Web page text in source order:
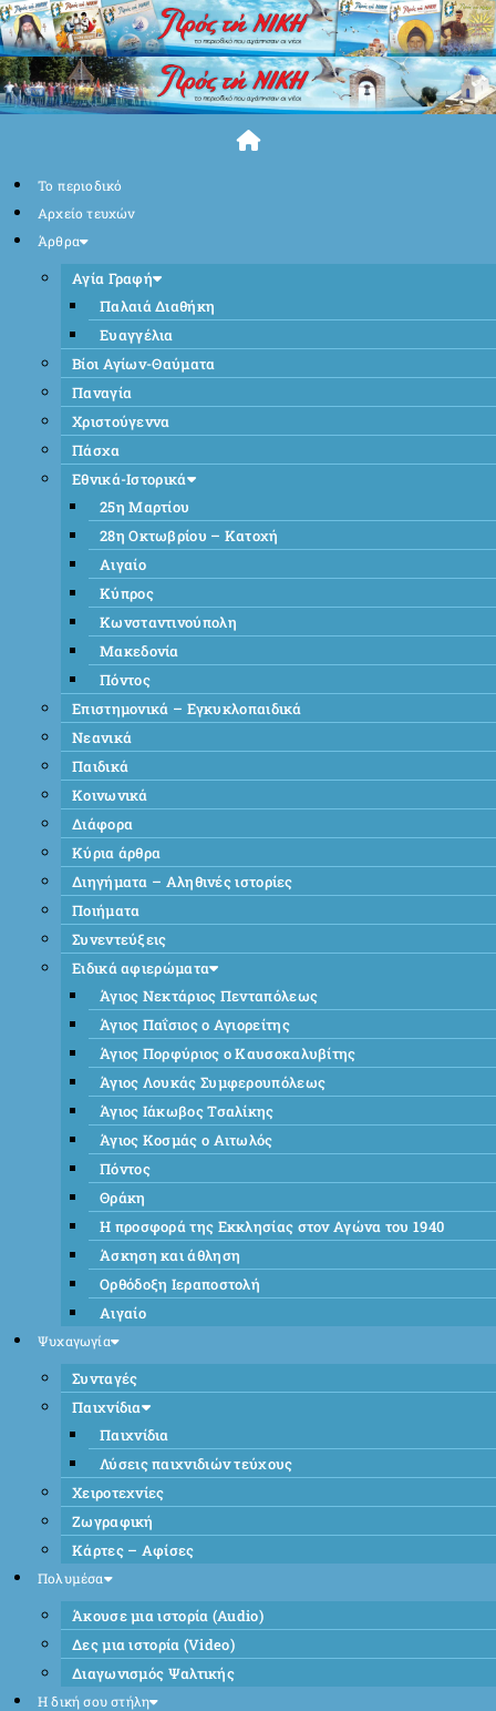
Skip
to
content
Το περιοδικό
Αρχείο τευχών
Άρθρα
Αγία Γραφή
Παλαιά Διαθήκη
Ευαγγέλια
Βίοι Αγίων-Θαύματα
Παναγία
Χριστούγεννα
Πάσχα
Εθνικά-Ιστορικά
25η Μαρτίου
28η Οκτωβρίου – Κατοχή
Αιγαίο
Κύπρος
Κωνσταντινούπολη
Μακεδονία
Πόντος
Επιστημονικά – Εγκυκλοπαιδικά
Νεανικά
Παιδικά
Κοινωνικά
Διάφορα
Κύρια άρθρα
Διηγήματα – Αληθινές ιστορίες
Ποιήματα
Συνεντεύξεις
Ειδικά αφιερώματα
Άγιος Νεκτάριος Πενταπόλεως
Άγιος Παΐσιος ο Αγιορείτης
Άγιος Πορφύριος ο Καυσοκαλυβίτης
Άγιος Λουκάς Συμφερουπόλεως
Άγιος Ιάκωβος Τσαλίκης
Άγιος Κοσμάς ο Αιτωλός
Πόντος
Θράκη
Η προσφορά της Εκκλησίας στον Αγώνα του 1940
Άσκηση και άθληση
Ορθόδοξη Ιεραποστολή
Αιγαίο
Ψυχαγωγία
Συνταγές
Παιχνίδια
Παιχνίδια
Λύσεις παιχνιδιών τεύχους
Χειροτεχνίες
Ζωγραφική
Κάρτες – Αφίσες
Πολυμέσα
Άκουσε μια ιστορία (Audio)
Δες μια ιστορία (Video)
Διαγωνισμός Ψαλτικής
Η δική σου στήλη